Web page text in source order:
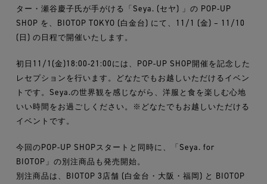
ター・瀬谷慶子氏が手がける「Seya. (セヤ) 」の POP-UP
SHOP を、BIOTOP TOKYO (白金台) にて、11/1 (金) – 11/10
(日) の日程で開催いたします。
初日11/1(金)18:00-21:00には、POP-UP SHOP開催を記念した
レセプションを行います。どなたでもお越しいただけるイベン
トです。Seya.の世界観を感じながら、洋服と食を楽しむ心地
いい時間をお過ごしください。※どなたでもお越しいただける
イベントです。
今回のPOP-UP SHOPスタートと同時に、「Seya. for
BIOTOP」の別注商品も発売開始。
別注商品は、BIOTOP 3店舗 (白金台・大阪・福岡) と BIOTOP